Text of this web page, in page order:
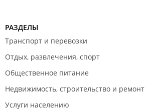
РАЗДЕЛЫ
Транспорт и перевозки
Отдых, развлечения, спорт
Общественное питание
Недвижимость, строительство и ремонт
Услуги населению